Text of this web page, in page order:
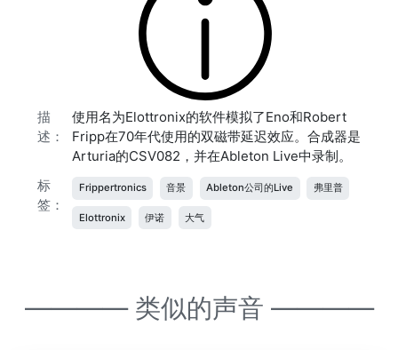
描
述：
使用名为Elottronix的软件模拟了Eno和Robert
Fripp在70年代使用的双磁带延迟效应。合成器是
Arturia的CSV082，并在Ableton Live中录制。
标
签：
Frippertronics 音景 Ableton公司的Live 弗里普
Elottronix 伊诺 大气
———— 类似的声音 ————